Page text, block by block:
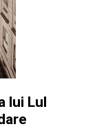
lui Lul